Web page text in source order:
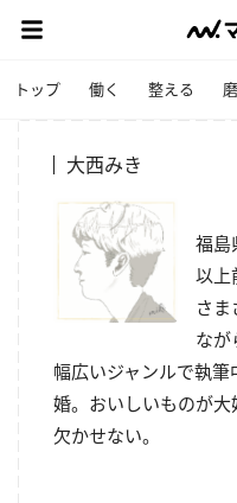
トップ 働く 整える
大西みき
福島
以上
さ
なが
幅広いジャンルで執
婚。おいしいものが
欠かせない。